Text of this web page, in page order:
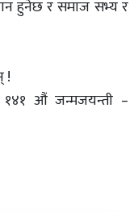
हुनेछ र समाज सभ्य र
!
१४१ औं जन्मजयन्ती –